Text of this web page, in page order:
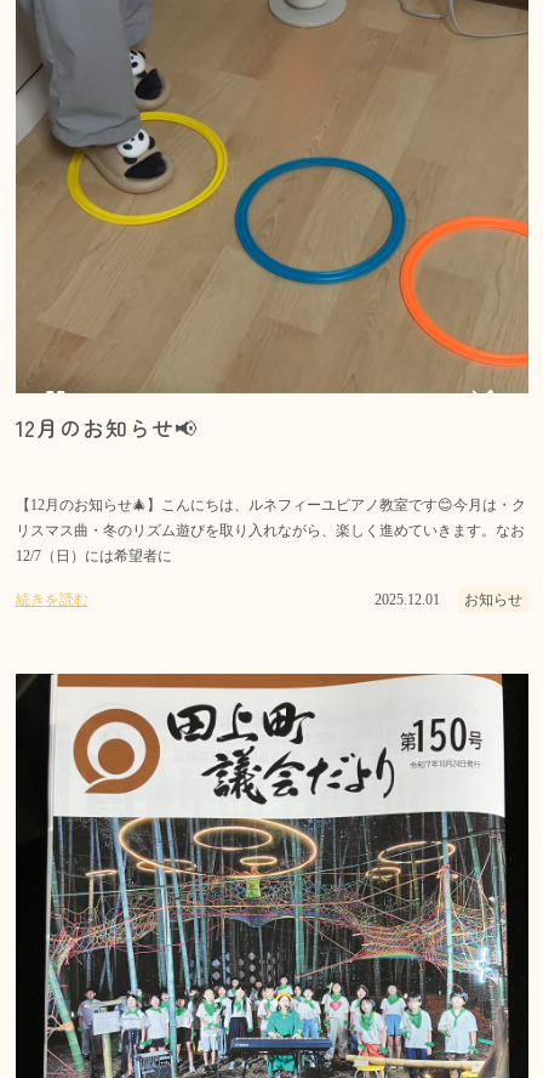
12月のお知らせ📢
【12月のお知らせ🎄】こんにちは、ルネフィーユピアノ教室です😊今月は・ク
リスマス曲・冬のリズム遊びを取り入れながら、楽しく進めていきます。なお
12/7（日）には希望者に
続きを読む 2025.12.01 お知らせ